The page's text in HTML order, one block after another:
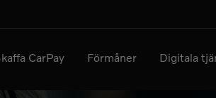
CarPay Förmåner Digitala